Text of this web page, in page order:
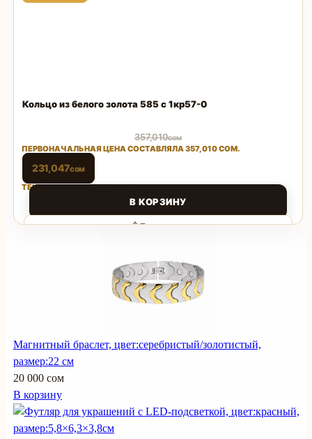
ТОВАР
ТОВАР
Кольцо из белого золота 585 с 1кр57-0
357,010сом
ПЕРВОНАЧАЛЬНАЯ ЦЕНА СОСТАВЛЯЛА 357,010 СОМ.
231,047сом
ТЕКУЩАЯ ЦЕНА: 231,047 СОМ.
В КОРЗИНУ
Поделиться
Магнитный браслет, цвет:серебристый/золотистый,
размер:22 см
20 000 сом
В корзину